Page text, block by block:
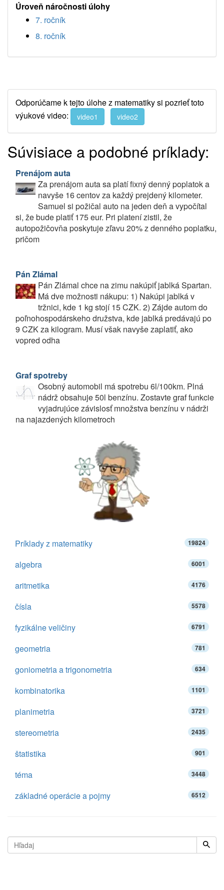
Úroveň náročnosti úlohy
7. ročník
8. ročník
Odporúčame k tejto úlohe z matematiky si pozrieť toto
výukové video:
video1 video2
Súvisiace a podobné príklady:
Prenájom auta
Za prenájom auta sa platí fixný denný poplatok a
navyše 16 centov za každý prejdený kilometer.
Samuel si požičal auto na jeden deň a vypočítal
si, že bude platiť 175 eur. Pri platení zistil, že
autopožičovňa poskytuje zľavu 20% z denného poplatku,
pričom
Pán Zlámal
Pán Zlámal chce na zimu nakúpiť jablká Spartan.
Má dve možnosti nákupu: 1) Nakúpi jablká v
tržnici, kde 1 kg stojí 15 CZK. 2) Zájde autom do
poľnohospodárskeho družstva, kde jablká predávajú po
9 CZK za kilogram. Musí však navyše zaplatiť, ako
vopred odha
Graf spotreby
Osobný automobil má spotrebu 6l/100km. Plná
nádrž obsahuje 50l benzínu. Zostavte graf funkcie
vyjadrujúce závislosť množstva benzínu v nádrži
na najazdených kilometroch
Príklady z matematiky 19824
algebra 6001
aritmetika 4176
čísla 5578
fyzikálne veličiny 6791
geometria 781
goniometria a trigonometria 634
kombinatorika 1101
planimetria 3721
stereometria 2435
štatistika 901
téma 3448
základné operácie a pojmy 6512